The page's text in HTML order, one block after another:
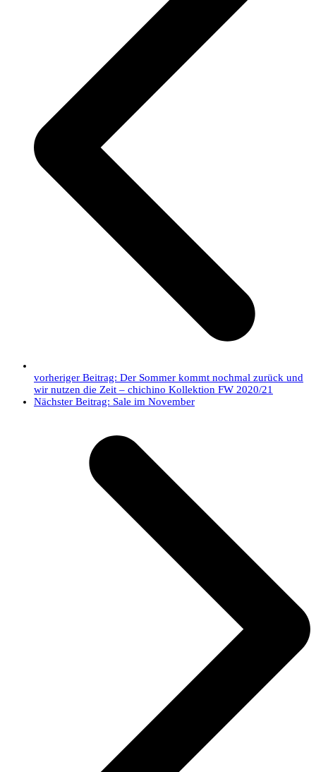
vorheriger Beitrag: Der Sommer kommt nochmal zurück und
wir nutzen die Zeit – chichino Kollektion FW 2020/21
Nächster Beitrag: Sale im November